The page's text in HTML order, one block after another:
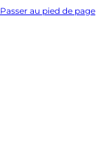
Passer au pied de page